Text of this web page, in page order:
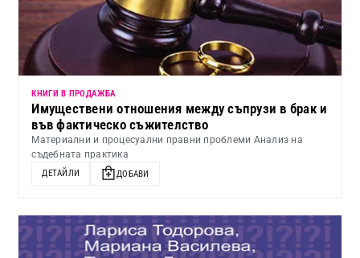
КНИГИ В ПРОДАЖБА
Имуществени отношения между съпрузи в брак и
във фактическо съжителство
Материални и процесуални правни проблеми Анализ на
съдебната практика
ДЕТАЙЛИ ДОБАВИ